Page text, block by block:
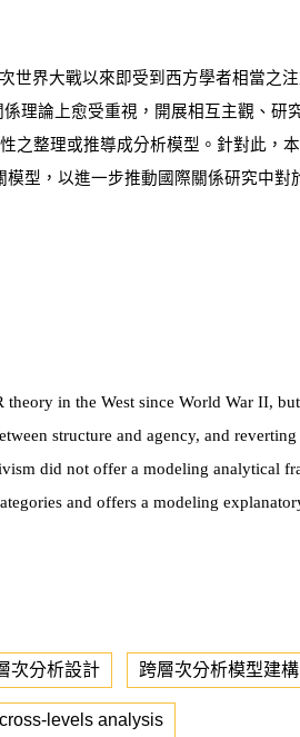
世界大戰以來即受到西方學者相當之
理論上愈受重視，開展相互主觀、
之整理或推導成分析模型。針對此
模型，以進一步推動國際關係研究中
in the West since World War II,
structure and agency, and
did not offer a modeling analytical
and offers a modeling
次分析設計 跨層次分析模型建構
levels analysis